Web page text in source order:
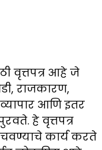
वृत्तपत्र आहे जे
राजकारण,
आणि इतर
हे वृत्तपत्र
कार्य करते